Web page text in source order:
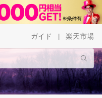
ガイド 楽天市場